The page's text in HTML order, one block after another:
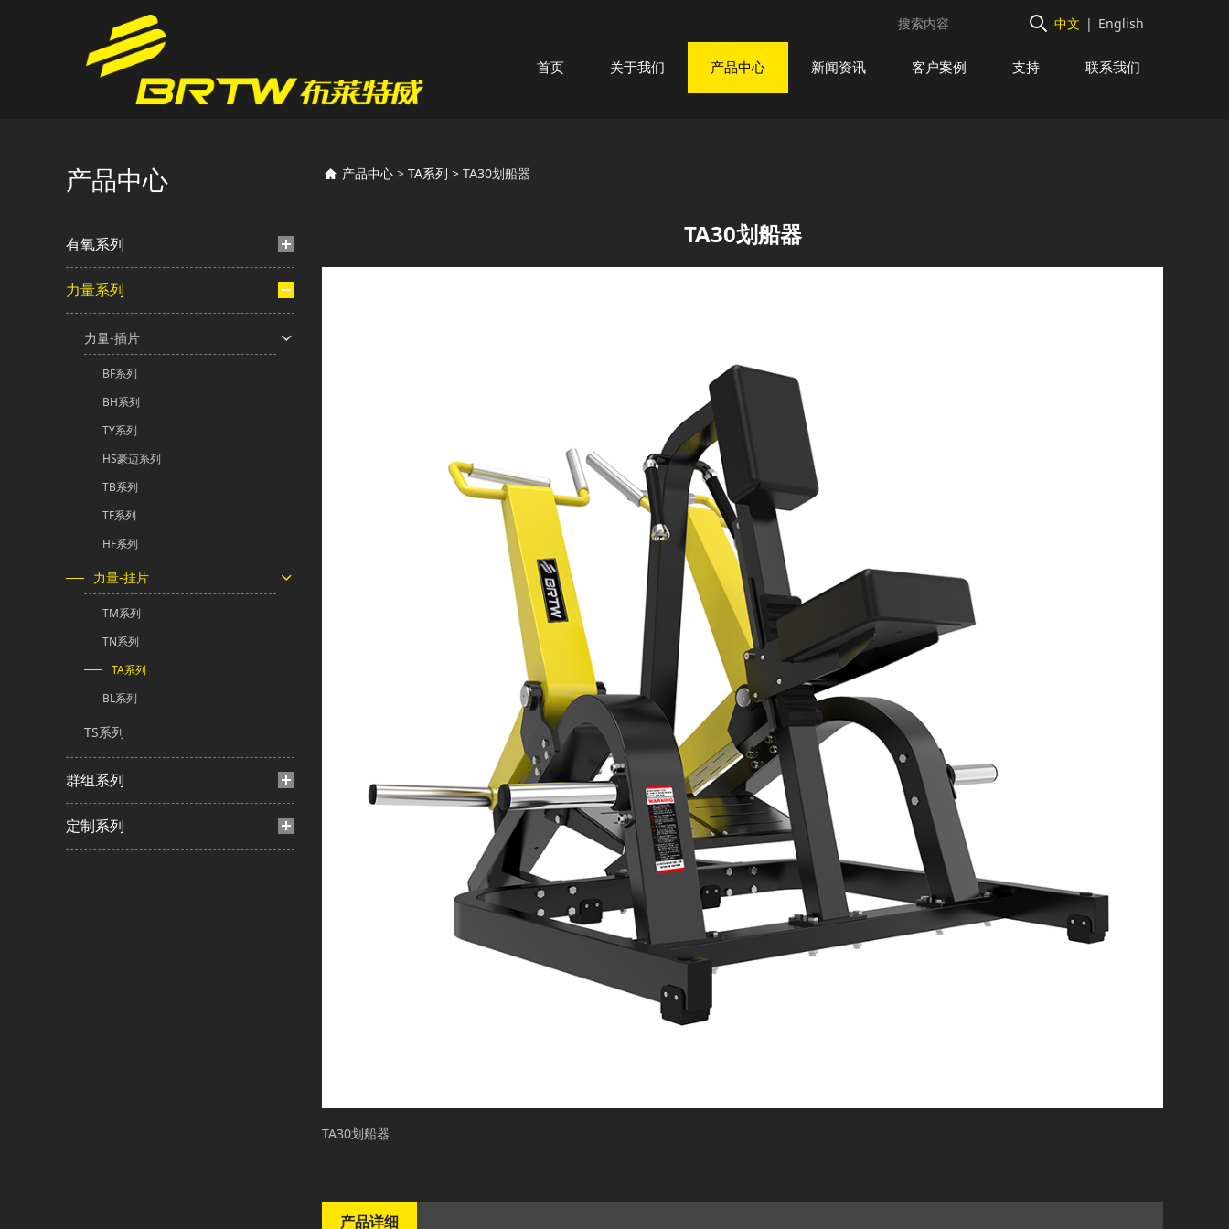
中文 | English
首页 关于我们 产品中心 新闻资讯 客户案例 支持 联系我们
产品中心
有氧系列
力量系列
力量-插片
BF系列
BH系列
TY系列
HS豪迈系列
TB系列
TF系列
HF系列
力量-挂片
TM系列
TN系列
TA系列
BL系列
TS系列
群组系列
定制系列
TA30划船器
产品中心 > TA系列 > TA30划船器
TA30划船器
TA30划船器
产品详细